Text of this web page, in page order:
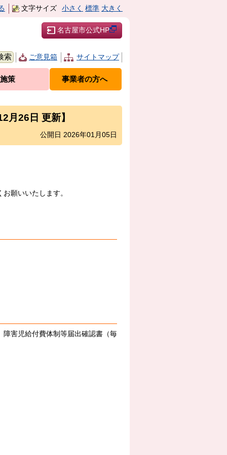
文字サイズ 小さく 標準 大きく
名古屋市公式HP
ご意見箱 サイトマップ
策 事業者の方へ
月26日 更新】
公開日 2026年01月05日
願いいたします。
害児給付費体制等届出確認書（毎